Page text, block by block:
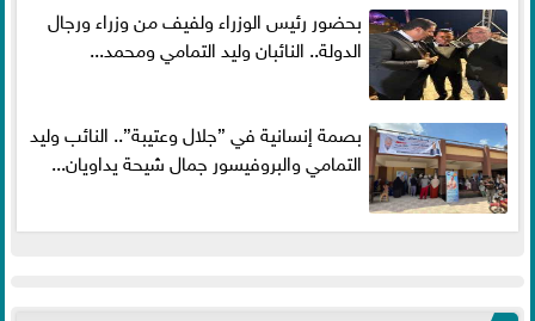
بحضور رئيس الوزراء ولفيف من وزراء ورجال
الدولة.. النائبان وليد التمامي ومحمد...
بصمة إنسانية في ”جلال وعتيبة”.. النائب وليد
التمامي والبروفيسور جمال شيحة يداويان...